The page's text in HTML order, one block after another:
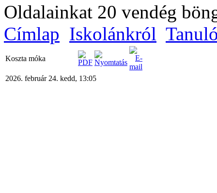
Oldalainkat 20 vendég
Címlap Iskolánkról
Koszta móka
2026. február 24. kedd, 13:05